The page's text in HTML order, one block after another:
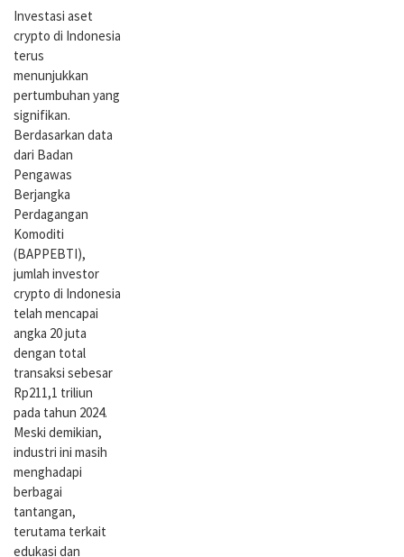
Investasi aset
crypto di Indonesia
terus
menunjukkan
pertumbuhan yang
signifikan.
Berdasarkan data
dari Badan
Pengawas
Berjangka
Perdagangan
Komoditi
(BAPPEBTI),
jumlah investor
crypto di Indonesia
telah mencapai
angka 20 juta
dengan total
transaksi sebesar
Rp211,1 triliun
pada tahun 2024.
Meski demikian,
industri ini masih
menghadapi
berbagai
tantangan,
terutama terkait
edukasi dan